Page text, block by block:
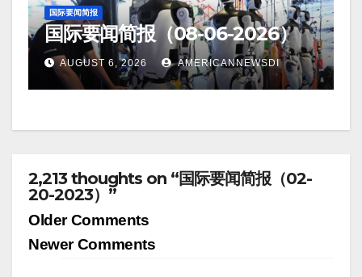
国际要闻简报
国际要闻简报（08-06-2026）
AUGUST 6, 2026 AMERICANNEWSDI
2,213 thoughts on “国际要闻简报（02-
20-2023）”
Comment
navigation
Older Comments
Newer Comments